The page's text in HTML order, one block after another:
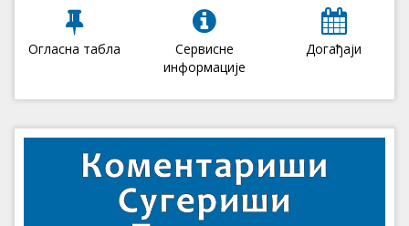
Огласна табла
Сервисне
информације
Догађаји